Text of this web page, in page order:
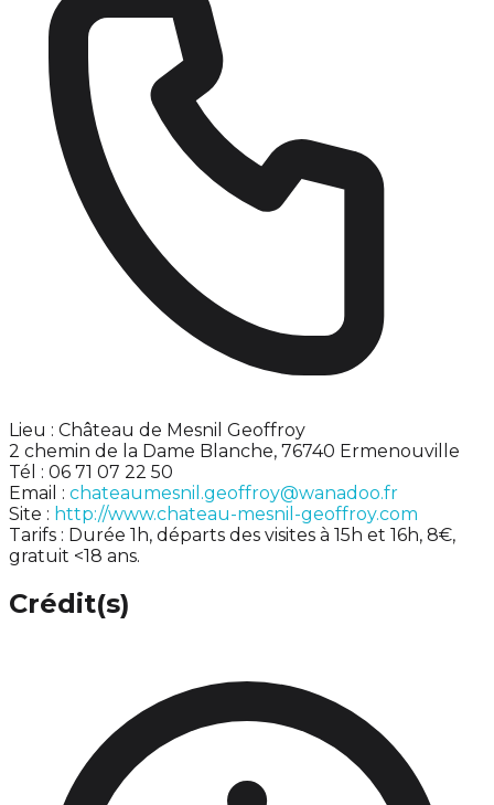
Lieu : Château de Mesnil Geoffroy
2 chemin de la Dame Blanche, 76740 Ermenouville
Tél : 06 71 07 22 50
Email : chateaumesnil.geoffroy@wanadoo.fr
Site : http://www.chateau-mesnil-geoffroy.com
Tarifs : Durée 1h, départs des visites à 15h et 16h, 8€,
gratuit <18 ans.
Crédit(s)